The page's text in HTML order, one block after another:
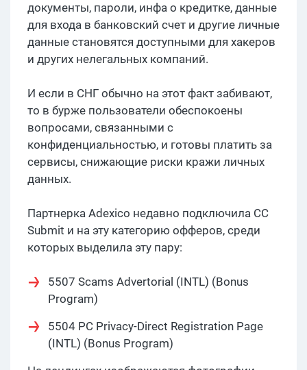
документы, пароли, инфа о кредитке, данные
для входа в банковский счет и другие личные
данные становятся доступными для хакеров
и других нелегальных компаний.
И если в СНГ обычно на этот факт забивают,
то в бурже пользователи обеспокоены
вопросами, связанными с
конфиденциальностью, и готовы платить за
сервисы, снижающие риски кражи личных
данных.
Партнерка Adexico недавно подключила CC
Submit и на эту категорию офферов, среди
которых выделила эту пару:
5507 Scams Advertorial (INTL) (Bonus
Program)
5504 PC Privacy-Direct Registration Page
(INTL) (Bonus Program)